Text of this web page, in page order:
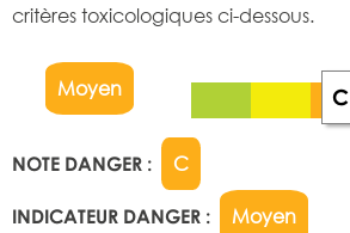
critères toxicologiques ci-dessous.
Moyen C
NOTE DANGER : C
INDICATEUR DANGER : Moyen